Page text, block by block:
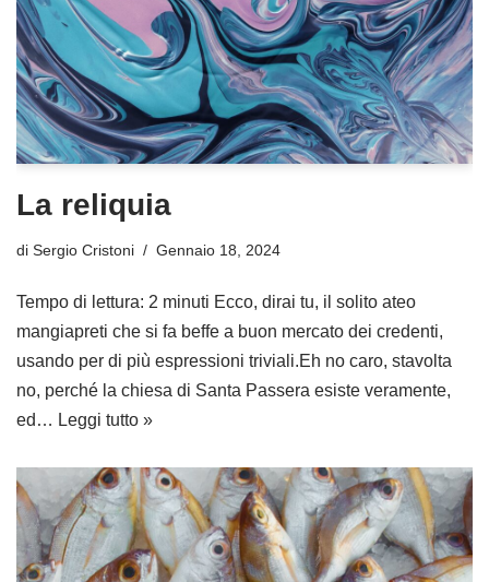
La reliquia
di Sergio Cristoni Gennaio 18, 2024
Tempo di lettura: 2 minuti Ecco, dirai tu, il solito ateo
mangiapreti che si fa beffe a buon mercato dei credenti,
usando per di più espressioni triviali.Eh no caro, stavolta
no, perché la chiesa di Santa Passera esiste veramente,
ed… Leggi tutto »